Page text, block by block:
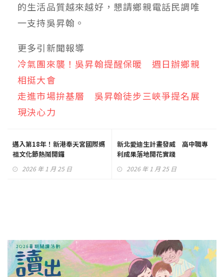
的生活品質越來越好，懇請鄉親電話民調唯
一支持吳昇翰。
更多引新聞報導
冷氣團來襲！吳昇翰提醒保暖 週日辦鄉親
相挺大會
走進市場拚基層 吳昇翰徒步三峽爭提名展
現決心力
邁入第18年！新港奉天宮國際媽
祖文化節熱鬧開鑼
2026 年 1 月 25 日
新北愛迪生計畫發威 高中職專
利成果落地開花實踐
2026 年 1 月 25 日